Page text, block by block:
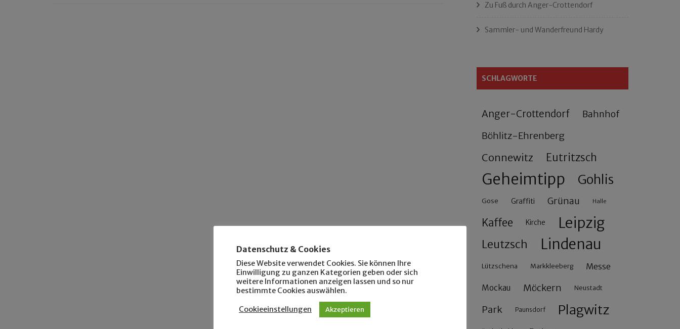
Zu Fuß durch Anger-Crottendorf
Sammler- und Wanderfreund Hardy
SCHLAGWORTE
Anger-Crottendorf Bahnhof
Böhlitz-Ehrenberg
Connewitz Eutritzsch
Geheimtipp Gohlis
Gose Graffiti Grünau Halle
Kaffee Kirche Leipzig
Leutzsch Lindenau
Lützschena Markkleeberg Messe
Mockau Möckern Neustadt
Park Paunsdorf Plagwitz
Datenschutz & Cookies
Diese Website verwendet Cookies. Sie können Ihre
Einwilligung zu ganzen Kategorien geben oder sich
weitere Informationen anzeigen lassen und so nur
bestimmte Cookies auswählen.
Cookieeinstellungen Akzeptieren